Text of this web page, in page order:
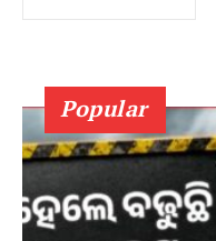
Popular